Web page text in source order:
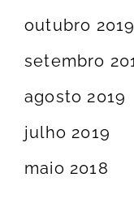
outubro 2019
setembro
agosto 2019
julho 2019
maio 2018